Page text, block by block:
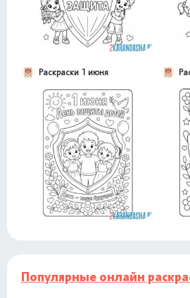
Раскраски 1 июня
Популярные онлайн